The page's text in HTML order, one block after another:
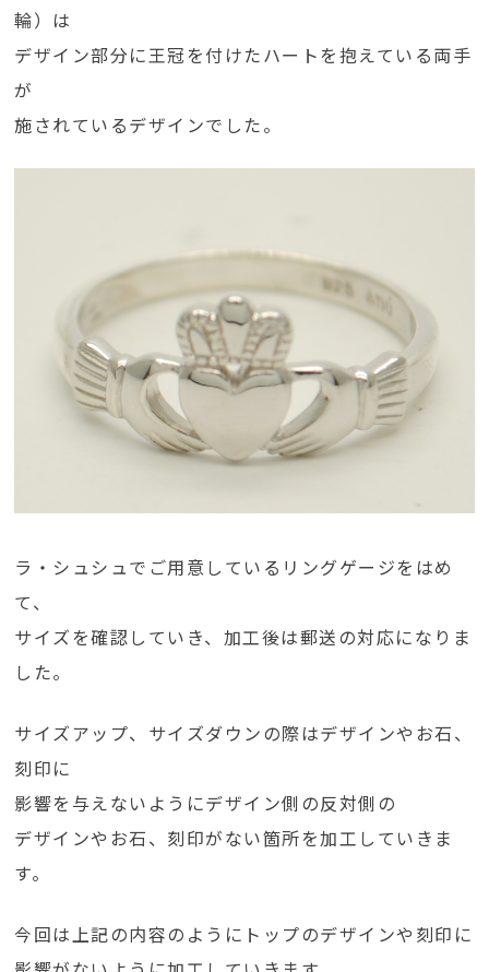
輪）は
デザイン部分に王冠を付けたハートを抱えている両手
が
施されているデザインでした。
ラ・シュシュでご用意しているリングゲージをはめ
て、
サイズを確認していき、加工後は郵送の対応になりま
した。
サイズアップ、サイズダウンの際はデザインやお石、
刻印に
影響を与えないようにデザイン側の反対側の
デザインやお石、刻印がない箇所を加工していきま
す。
今回は上記の内容のようにトップのデザインや刻印に